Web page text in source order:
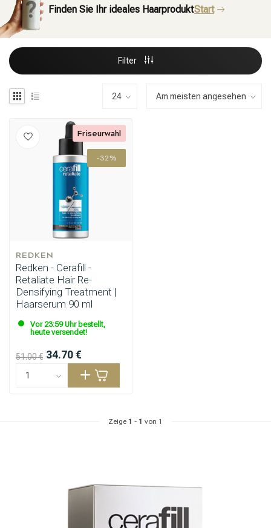
Haarfärbung
Finden Sie Ihr ideales HaarproduktStart
Filter
-32%
REDKEN
Redken - Cerafill -
Retaliate Hair Re-
Densifying Treatment |
Haarserum 90 ml
Vor 23:59 Uhr bestellt,
heute versendet!
51.00 € 34.70 €
Friseurwahl
Zeige 1 - 1 von 1